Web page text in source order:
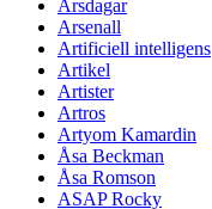
Årsdagar
Arsenall
Artificiell intelligens
Artikel
Artister
Artros
Artyom Kamardin
Åsa Beckman
Åsa Romson
ASAP Rocky